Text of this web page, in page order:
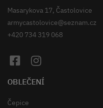
Masarykova 17, Častolovice
armycastolovice@seznam.cz
+420 734 319 068
OBLEČENÍ
Čepice